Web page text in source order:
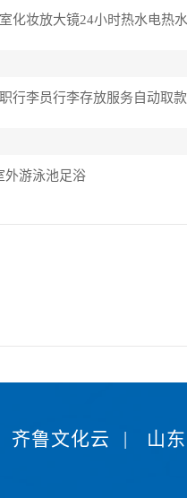
化妆放大镜24小时热水电热
行李员行李存放服务 自动取
外游泳池足浴
齐鲁文化云 | 山